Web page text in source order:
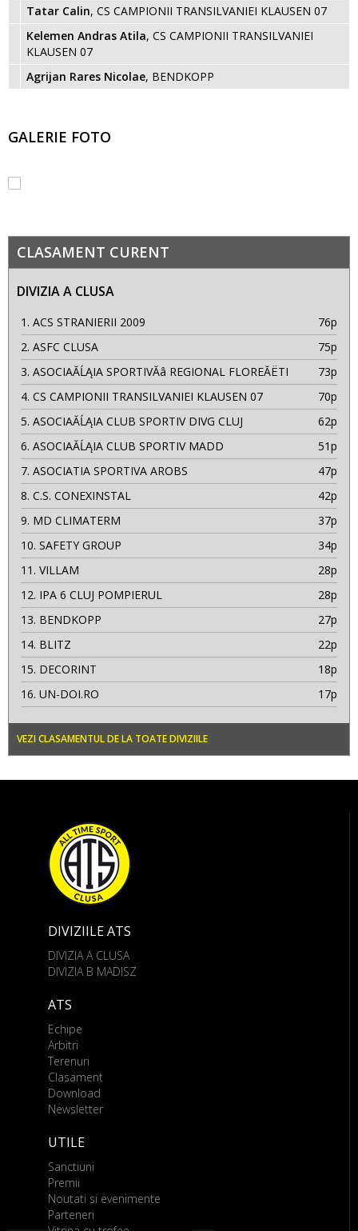
Tatar Calin, CS CAMPIONII TRANSILVANIEI KLAUSEN 07
Kelemen Andras Atila, CS CAMPIONII TRANSILVANIEI
KLAUSEN 07
Agrijan Rares Nicolae, BENDKOPP
GALERIE FOTO
CLASAMENT CURENT
DIVIZIA A CLUSA
1. ACS STRANIERII 2009
76p
2. ASFC CLUSA
75p
3. ASOCIAĂĹĄIA SPORTIVĂâ REGIONAL FLOREĂËTI
73p
4. CS CAMPIONII TRANSILVANIEI KLAUSEN 07
70p
5. ASOCIAĂĹĄIA CLUB SPORTIV DIVG CLUJ
62p
6. ASOCIAĂĹĄIA CLUB SPORTIV MADD
51p
7. ASOCIATIA SPORTIVA AROBS
47p
8. C.S. CONEXINSTAL
42p
9. MD CLIMATERM
37p
10. SAFETY GROUP
34p
11. VILLAM
28p
12. IPA 6 CLUJ POMPIERUL
28p
13. BENDKOPP
27p
14. BLITZ
22p
15. DECORINT
18p
16. UN-DOI.RO 17p
VEZI CLASAMENTUL DE LA TOATE DIVIZIILE
DIVIZIILE ATS
DIVIZIA A CLUSA
DIVIZIA B MADISZ
ATS
Echipe
Arbitri
Terenuri
Clasament
Download
Newsletter
UTILE
Sanctiuni
Premii
Noutati si evenimente
Parteneri